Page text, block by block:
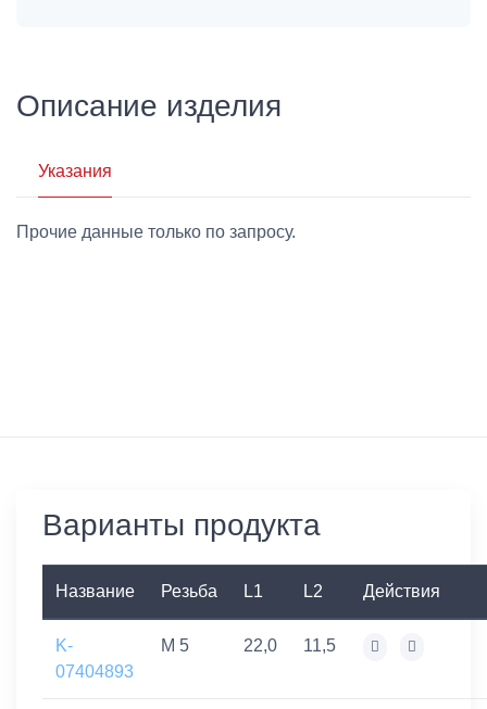
Описание изделия
Указания
Прочие данные только по запросу.
Варианты продукта
Название Резьба L1 L2 Действия
K-
07404893
M 5 22,0 11,5